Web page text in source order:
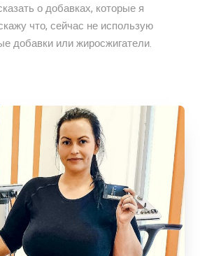
о добавках, которые я
что, сейчас не использую
добавки или жиросжигатели.